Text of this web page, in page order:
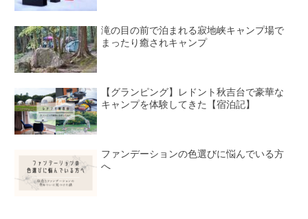
滝の目の前で泊まれる寂地峡キャンプ場で
まったり癒されキャンプ
【グランピング】レドント秋吉台で豪華な
キャンプを体験してきた【宿泊記】
ファンデーションの色選びに悩んでいる方
へ